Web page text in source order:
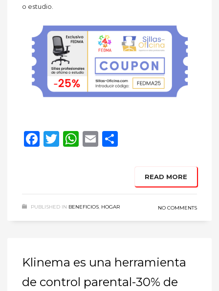
o estudio.
Facebook
Twitter
WhatsApp
Email
READ MORE
PUBLISHED IN BENEFICIOS, HOGAR NO COMMENTS
Klinema es una herramienta
de control parental-30% de